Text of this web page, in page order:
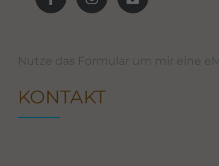
Nutze das Formular um mir eine
KONTAKT